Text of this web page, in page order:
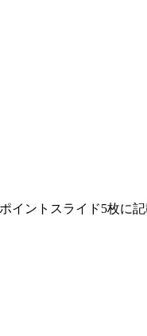
ントスライド5枚に